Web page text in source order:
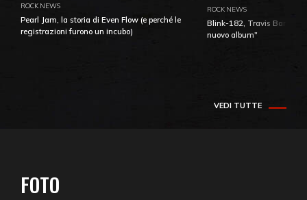
ROCK NEWS
Pearl Jam, la storia di Even Flow (e perché le
registrazioni furono un incubo)
ROCK NEWS
Blink-182, Travis Barker:
nuovo album"
VEDI TUTTE
FOTO